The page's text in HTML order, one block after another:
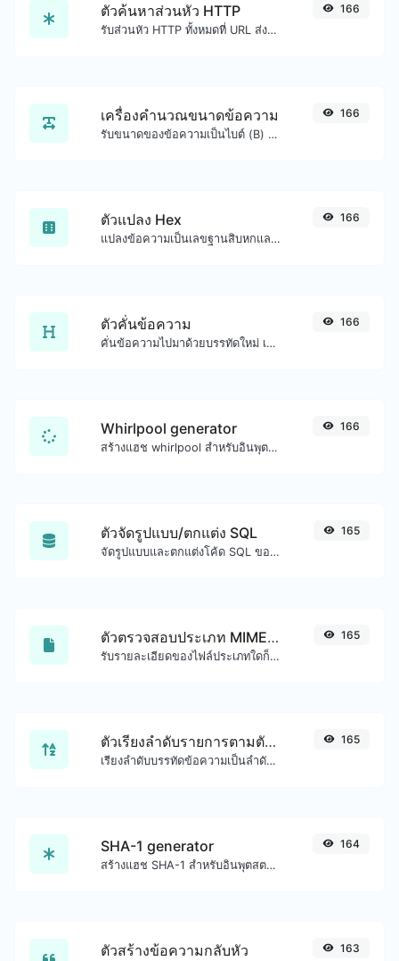
ตัวค้นหาส่วนหัว HTTP
รับส่วนหัว HTTP ทั้งหมดที่ URL ส่งคืนสำหรับคำขอ GET ทั่วไป
166
เครื่องคำนวณขนาดข้อความ
รับขนาดของข้อความเป็นไบต์ (B) กิโลไบต์ (KB) หรือเมกะไบต์ (MB)
166
ตัวแปลง Hex
แปลงข้อความเป็นเลขฐานสิบหกและอีกทางหนึ่งสำหรับอินพุตสตริงใดๆ
166
ตัวคั่นข้อความ
คั่นข้อความไปมาด้วยบรรทัดใหม่ เครื่องหมายจุลภาค จุด ... ฯลฯ
166
Whirlpool generator
สร้างแฮช whirlpool สำหรับอินพุตสตริงใดๆ
166
ตัวจัดรูปแบบ/ตกแต่ง SQL
จัดรูปแบบและตกแต่งโค้ด SQL ของคุณได้อย่างง่ายดาย
165
ตัวตรวจสอบประเภท MIME ของไฟล์
รับรายละเอียดของไฟล์ประเภทใดก็ได้ เช่น ประเภท MIME หรือวันที่แก้ไขล่าสุด
165
ตัวเรียงลำดับรายการตามตัวอักษร
เรียงลำดับบรรทัดข้อความเป็นลำดับตัวอักษร (A-Z หรือ Z-A) ได้อย่างง่ายดาย
165
SHA-1 generator
สร้างแฮช SHA-1 สำหรับอินพุตสตริงใดๆ
164
ตัวสร้างข้อความกลับหัว 163